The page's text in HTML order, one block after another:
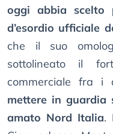
oggi abbia scelto
d’esordio ufficiale
che il suo
sottolineato il
commerciale fra i
mettere in guardia
amato Nord Italia.